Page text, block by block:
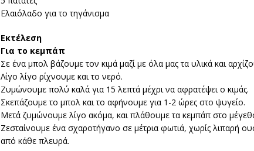
Ελαιόλαδο για το τηγάνισμα
Εκτέλεση
Για το κεμπάπ
Σε ένα μπολ βάζουμε τον κιμά μαζί με όλα μας τα υλικά και
Λίγο λίγο ρίχνουμε και το νερό.
Ζυμώνουμε πολύ καλά για 15 λεπτά μέχρι να αφρατέψει ο κιμάς.
Σκεπάζουμε το μπολ και το αφήνουμε για 1-2 ώρες στο ψυγείο.
Μετά ζυμώνουμε λίγο ακόμα, και πλάθουμε τα κεμπάπ στο
Ζεσταίνουμε ένα σχαροτήγανο σε μέτρια φωτιά, χωρίς λιπαρή
από κάθε πλευρά.